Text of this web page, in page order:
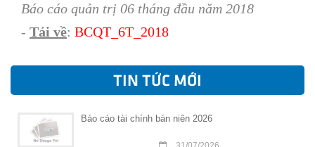
Báo cáo quản trị 06 tháng đầu năm 2018
- Tải về: BCQT_6T _2018
TIN TỨC MỚI
Báo cáo tài chính bán niên 2026